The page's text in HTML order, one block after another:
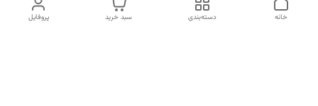
پروفایل سبد خرید دسته‌بندی خانه